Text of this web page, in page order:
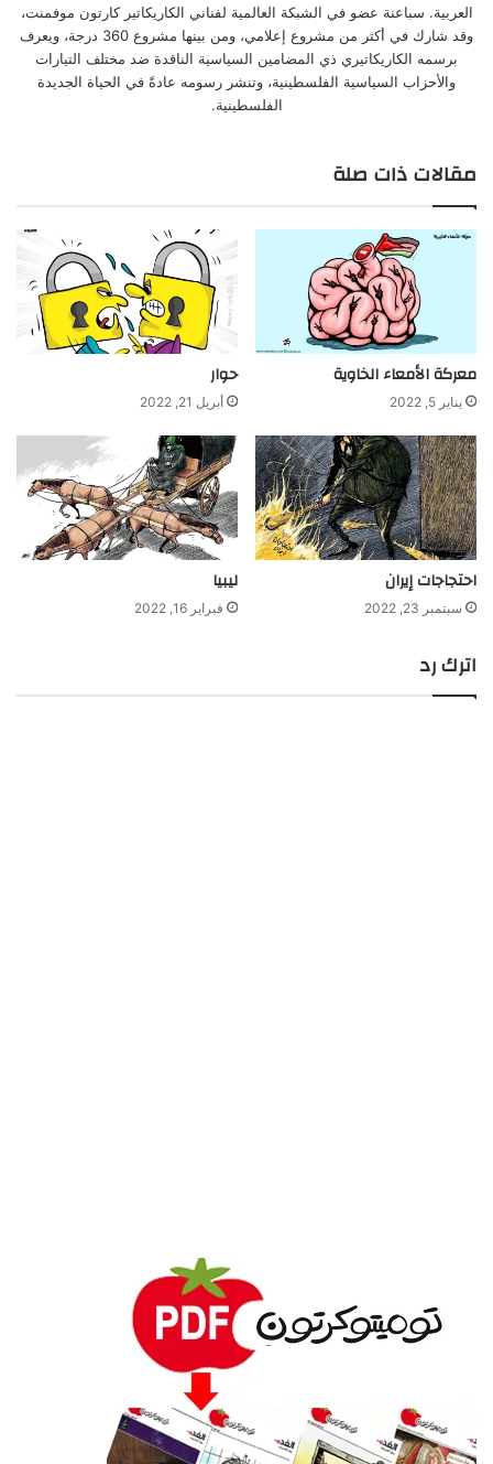
العربية. سباعنة عضو في الشبكة العالمية لفناني الكاريكاتير كارتون موفمنت،
وقد شارك في أكثر من مشروع إعلامي، ومن بينها مشروع 360 درجة، ويعرف
برسمه الكاريكاتيري ذي المضامين السياسية الناقدة ضد مختلف التيارات
والأحزاب السياسية الفلسطينية، وتنشر رسومه عادةً في الحياة الجديدة
الفلسطينية.
مقالات ذات صلة
معركة الأمعاء الخاوية
يناير 5, 2022
حوار
أبريل 21, 2022
احتجاجات إيران
سبتمبر 23, 2022
ليبيا
فبراير 16, 2022
اترك رد